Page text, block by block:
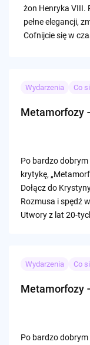
żon Henryka VIII.
pełne elegancji,
Cofnijcie się w
Wydarzenia Co
Metamorfozy
Po bardzo
krytykę,
Dołącz do
Rozmusa i spędź
Utwory z lat 20-
Wydarzenia Co
Metamorfozy
Po bardzo